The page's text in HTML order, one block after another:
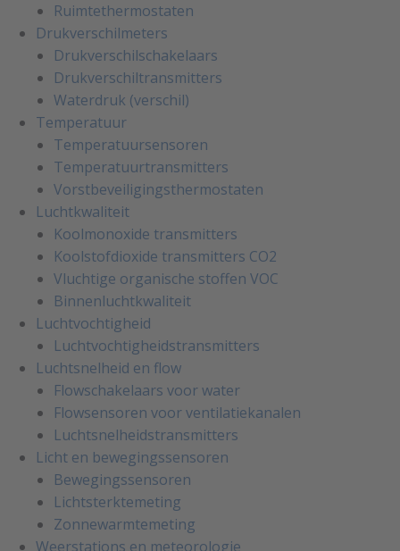
Ruimtethermostaten
Drukverschilmeters
Drukverschilschakelaars
Drukverschiltransmitters
Waterdruk (verschil)
Temperatuur
Temperatuursensoren
Temperatuurtransmitters
Vorstbeveiligingsthermostaten
Luchtkwaliteit
Koolmonoxide transmitters
Koolstofdioxide transmitters CO2
Vluchtige organische stoffen VOC
Binnenluchtkwaliteit
Luchtvochtigheid
Luchtvochtigheidstransmitters
Luchtsnelheid en flow
Flowschakelaars voor water
Flowsensoren voor ventilatiekanalen
Luchtsnelheidstransmitters
Licht en bewegingssensoren
Bewegingssensoren
Lichtsterktemeting
Zonnewarmtemeting
Weerstations en meteorologie